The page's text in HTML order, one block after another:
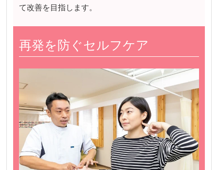
て改善を目指します。
再発を防ぐセルフケア